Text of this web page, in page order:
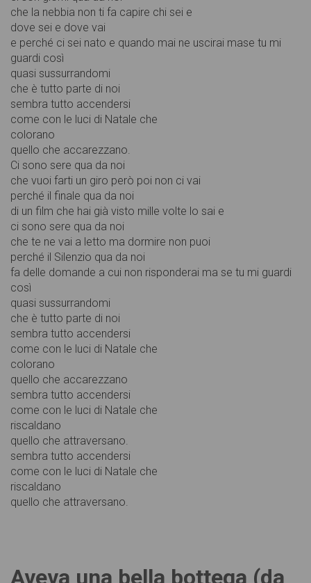
che la nebbia non ti fa capire chi sei e
dove sei e dove vai
e perché ci sei nato e quando mai ne uscirai mase tu mi
guardi così
quasi sussurrandomi
che è tutto parte di noi
sembra tutto accendersi
come con le luci di Natale che
colorano
quello che accarezzano.
Ci sono sere qua da noi
che vuoi farti un giro però poi non ci vai
perché il finale qua da noi
di un film che hai già visto mille volte lo sai e
ci sono sere qua da noi
che te ne vai a letto ma dormire non puoi
perché il Silenzio qua da noi
fa delle domande a cui non risponderai ma se tu mi guardi
così
quasi sussurrandomi
che è tutto parte di noi
sembra tutto accendersi
come con le luci di Natale che
colorano
quello che accarezzano
sembra tutto accendersi
come con le luci di Natale che
riscaldano
quello che attraversano.
sembra tutto accendersi
come con le luci di Natale che
riscaldano
quello che attraversano.
Aveva una bella bottega (da